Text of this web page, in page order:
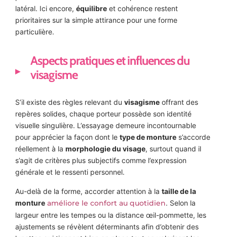
latéral. Ici encore, équilibre et cohérence restent
prioritaires sur la simple attirance pour une forme
particulière.
Aspects pratiques et influences du
visagisme
S’il existe des règles relevant du visagisme offrant des
repères solides, chaque porteur possède son identité
visuelle singulière. L’essayage demeure incontournable
pour apprécier la façon dont le type de monture s’accorde
réellement à la morphologie du visage, surtout quand il
s’agit de critères plus subjectifs comme l’expression
générale et le ressenti personnel.
Au-delà de la forme, accorder attention à la taille de la
monture améliore le confort au quotidien. Selon la
largeur entre les tempes ou la distance œil-pommette, les
ajustements se révèlent déterminants afin d’obtenir des